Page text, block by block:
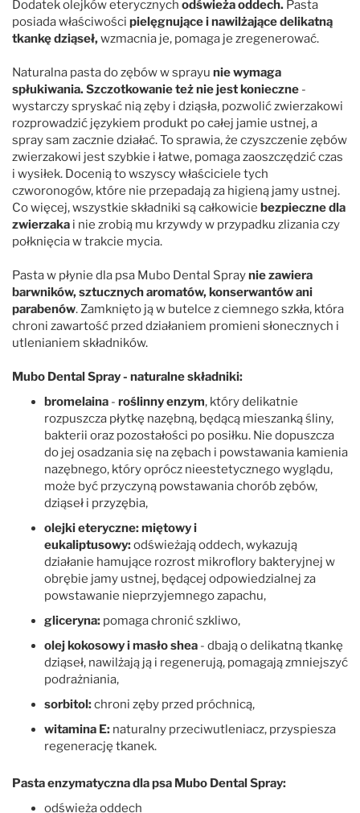
Dodatek olejków eterycznych odświeża oddech. Pasta
posiada właściwości pielęgnujące i nawilżające delikatną
tkankę dziąseł,wzmacnia je, pomaga je zregenerować.
Naturalna pasta do zębów w sprayu nie wymaga
spłukiwania. Szczotkowanie też nie jest konieczne -
wystarczy spryskać nią zęby i dziąsła, pozwolić zwierzakowi
rozprowadzić językiem produkt po całej jamie ustnej, a
spray sam zacznie działać. To sprawia, że czyszczenie zębów
zwierzakowi jest szybkie i łatwe, pomaga zaoszczędzić czas
i wysiłek. Docenią to wszyscy właściciele tych
czworonogów, które nie przepadają za higieną jamy ustnej.
Co więcej, wszystkie składniki są całkowicie bezpieczne dla
zwierzaka i nie zrobią mu krzywdy w przypadku zlizania czy
połknięcia w trakcie mycia.
Pasta w płynie dla psa Mubo Dental Spraynie zawiera
barwników, sztucznych aromatów, konserwantów ani
parabenów. Zamknięto ją w butelce z ciemnego szkła, która
chroni zawartość przed działaniem promieni słonecznych i
utlenianiem składników.
Mubo Dental Spray - naturalne składniki:
bromelaina - roślinny enzym, który delikatnie
rozpuszcza płytkę nazębną, będącą mieszanką śliny,
bakterii oraz pozostałości po posiłku. Nie dopuszcza
do jej osadzania się na zębach i powstawania kamienia
nazębnego, który oprócz nieestetycznego wyglądu,
może być przyczyną powstawania chorób zębów,
dziąseł i przyzębia,
olejki eteryczne: miętowy i
eukaliptusowy:odświeżają oddech, wykazują
działanie hamujące rozrost mikroflory bakteryjnej w
obrębie jamy ustnej, będącej odpowiedzialnej za
powstawanie nieprzyjemnego zapachu,
gliceryna: pomaga chronić szkliwo,
olej kokosowy i masło shea - dbają o delikatną tkankę
dziąseł, nawilżają ją i regenerują, pomagają zmniejszyć
podrażniania,
sorbitol:chroni zęby przed próchnicą,
witamina E: naturalny przeciwutleniacz, przyspiesza
regenerację tkanek.
Pasta enzymatyczna dla psa Mubo Dental Spray:
odświeża oddech